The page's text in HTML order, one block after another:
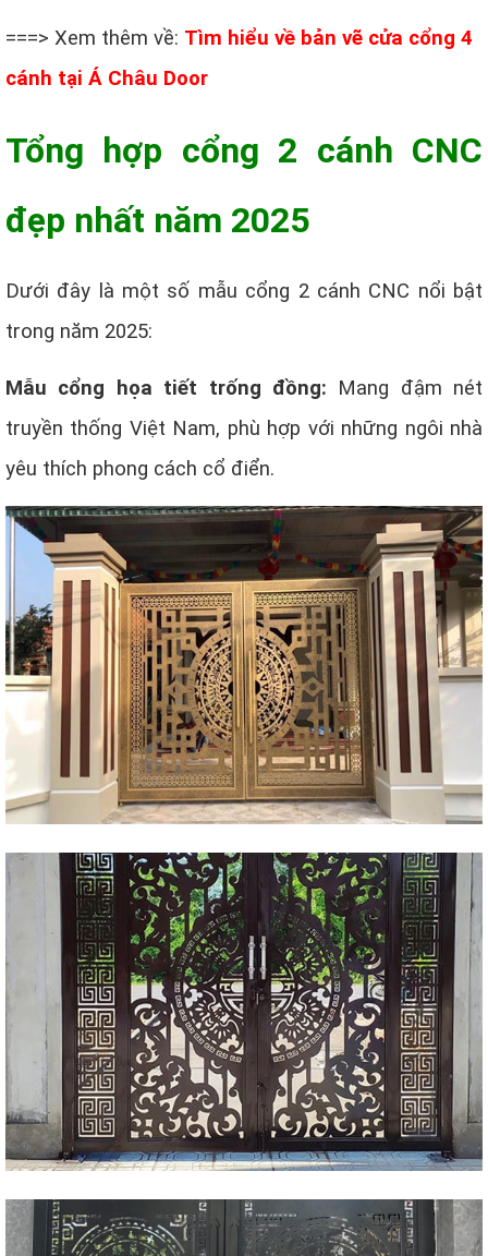
===> Xem thêm về: Tìm hiểu về bản vẽ cửa cổng 4
cánh tại Á Châu Door
Tổng hợp cổng 2 cánh CNC
đẹp nhất năm 2025
Dưới đây là một số mẫu cổng 2 cánh CNC nổi bật
trong năm 2025:
Mẫu cổng họa tiết trống đồng: Mang đậm nét
truyền thống Việt Nam, phù hợp với những ngôi nhà
yêu thích phong cách cổ điển.